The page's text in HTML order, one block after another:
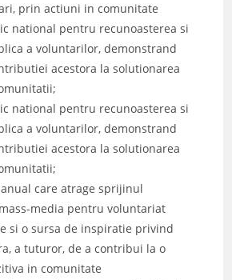
prin actiuni in comunitate
national pentru recunoasterea si
a voluntarilor, demonstrand
acestora la solutionarea
national pentru recunoasterea si
a voluntarilor, demonstrand
acestora la solutionarea
care atrage sprijinul
media pentru voluntariat
si o sursa de inspiratie privind
a tuturor, de a contribui la o
in comunitate